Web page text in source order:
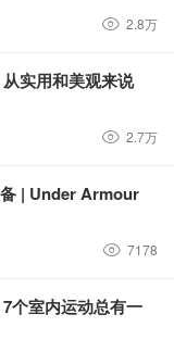
2.8万
实用和美观来说
2.7万
| Under Armour
7178
个室内运动总有一